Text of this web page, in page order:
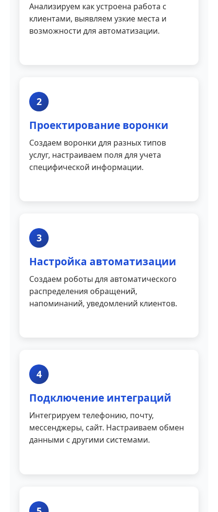
Анализируем как устроена работа с
клиентами, выявляем узкие места и
возможности для автоматизации.
2
Проектирование воронки
Создаем воронки для разных типов
услуг, настраиваем поля для учета
специфической информации.
3
Настройка автоматизации
Создаем роботы для автоматического
распределения обращений,
напоминаний, уведомлений клиентов.
4
Подключение интеграций
Интегрируем телефонию, почту,
мессенджеры, сайт. Настраиваем обмен
данными с другими системами.